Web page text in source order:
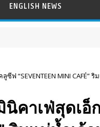
ENGLISH NEWS
“SEVENTEEN MINI CAFÉ”
คาเฟ่สุดเ